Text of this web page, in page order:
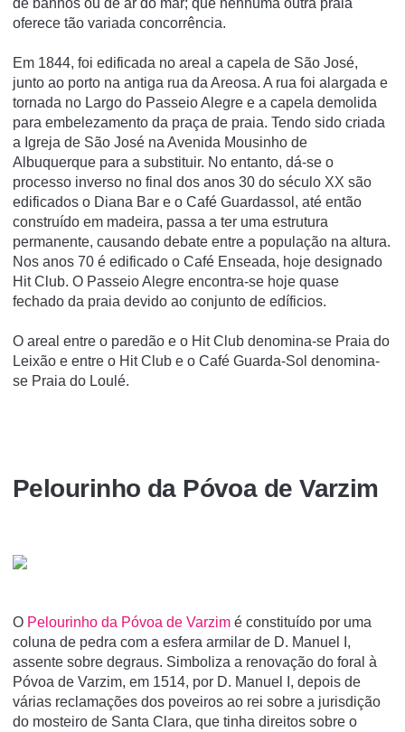
de banhos ou de ar do mar; que nenhuma outra praia
oferece tão variada concorrência.
Em 1844, foi edificada no areal a capela de São José,
junto ao porto na antiga rua da Areosa. A rua foi alargada e
tornada no Largo do Passeio Alegre e a capela demolida
para embelezamento da praça de praia. Tendo sido criada
a Igreja de São José na Avenida Mousinho de
Albuquerque para a substituir. No entanto, dá-se o
processo inverso no final dos anos 30 do século XX são
edificados o Diana Bar e o Café Guardassol, até então
construí­do em madeira, passa a ter uma estrutura
permanente, causando debate entre a população na altura.
Nos anos 70 é edificado o Café Enseada, hoje designado
Hit Club. O Passeio Alegre encontra-se hoje quase
fechado da praia devido ao conjunto de edí­ficios.
O areal entre o paredão e o Hit Club denomina-se Praia do
Leixão e entre o Hit Club e o Café Guarda-Sol denomina-
se Praia do Loulé.
Pelourinho da Póvoa de Varzim
O Pelourinho da Póvoa de Varzim é constituí­do por uma
coluna de pedra com a esfera armilar de D. Manuel I,
assente sobre degraus. Simboliza a renovação do foral à
Póvoa de Varzim, em 1514, por D. Manuel I, depois de
várias reclamações dos poveiros ao rei sobre a jurisdição
do mosteiro de Santa Clara, que tinha direitos sobre o